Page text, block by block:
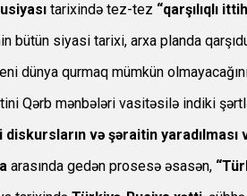
tarixində tez-tez “qarşılıqlı
bütün siyasi tarixi, arxa planda
dünya qurmaq mümkün
Qərb mənbələri vasitəsilə indiki
diskursların və şəraitin yaradılması
arasında gedən prosesə əsasən,